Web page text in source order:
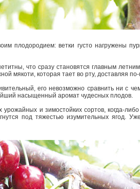
плодородием: ветки густо нагружены
что сразу становятся главным
мякоти, которая тает во рту, доставляя
его невозможно сравнить ни с
насыщенный аромат чудесных плодов.
и зимостойких сортов, когда-
под тяжестью изумительных ягод.